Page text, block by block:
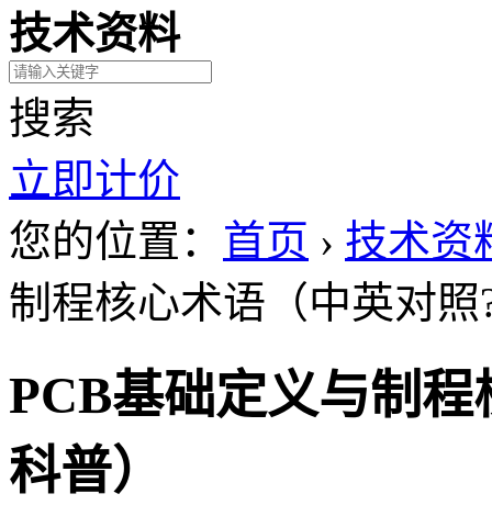
技术资料
搜索
立即计价
您的位置： 首页 › 技术资
制程核心术语（中英对照
PCB基础定义与制
科普）